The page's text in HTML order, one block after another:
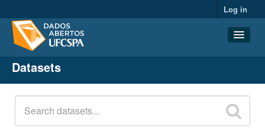
Log in
Datasets
Organizations
Groups
About
Datasets